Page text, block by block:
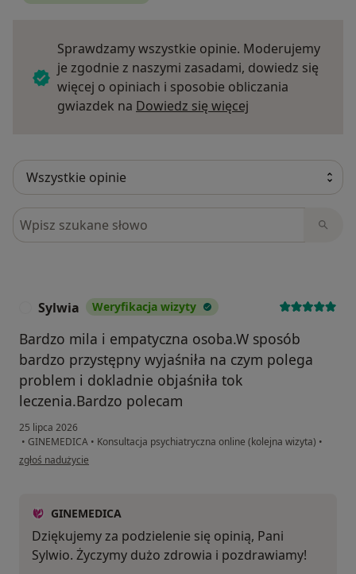
Sprawdzamy wszystkie opinie. Moderujemy
je zgodnie z naszymi zasadami, dowiedz się
więcej o opiniach i sposobie obliczania
gwiazdek na Dowiedz się więcej
Szukaj w opiniach
Sylwia Weryfikacja wizyty
Bardzo mila i empatyczna osoba.W sposób
bardzo przystępny wyjaśniła na czym polega
problem i dokladnie objaśniła tok
leczenia.Bardzo polecam
25 lipca 2026
• GINEMEDICA • Konsultacja psychiatryczna online (kolejna wizyta) •
w opinii użytkownika Sylwia
zgłoś nadużycie
GINEMEDICA
Dziękujemy za podzielenie się opinią, Pani
Sylwio. Życzymy dużo zdrowia i pozdrawiamy!